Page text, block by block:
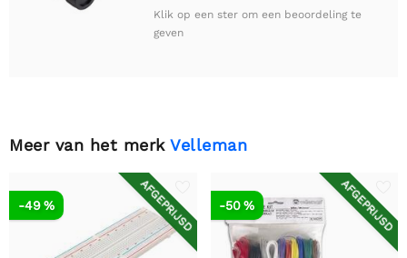
Klik op een ster om een beoordeling te
geven
Meer van het merk Velleman
AFGEPRIJSD
-49 % AFGEPRIJSD
-50 %